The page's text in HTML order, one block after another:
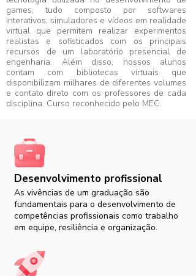
games, tudo composto por softwares
interativos, simuladores e vídeos em realidade
virtual que permitem realizar experimentos
realistas e sofisticados com os principais
recursos de um laboratório presencial de
engenharia. Além disso, nossos alunos
contam com bibliotecas virtuais que
disponibilizam milhares de diferentes volumes
e contato direto com os professores de cada
disciplina. Curso reconhecido pelo MEC.
Desenvolvimento profissional
As vivências de um graduação são
fundamentais para o desenvolvimento de
competências profissionais como trabalho
em equipe, resiliência e organização.